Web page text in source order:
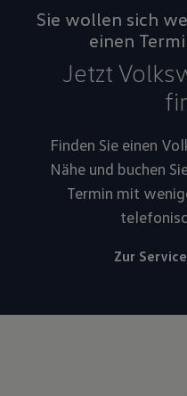
Sie wollen sich
einen
Jetzt
Finden Sie einen
Nähe und buchen
Termin mit
Zur